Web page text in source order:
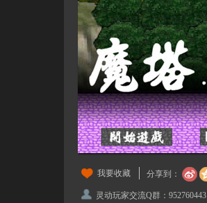
我要收藏 分享到：
灵动玩家交流Q群：952760443